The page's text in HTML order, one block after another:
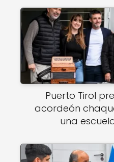
Puerto Tirol
acordeón
una